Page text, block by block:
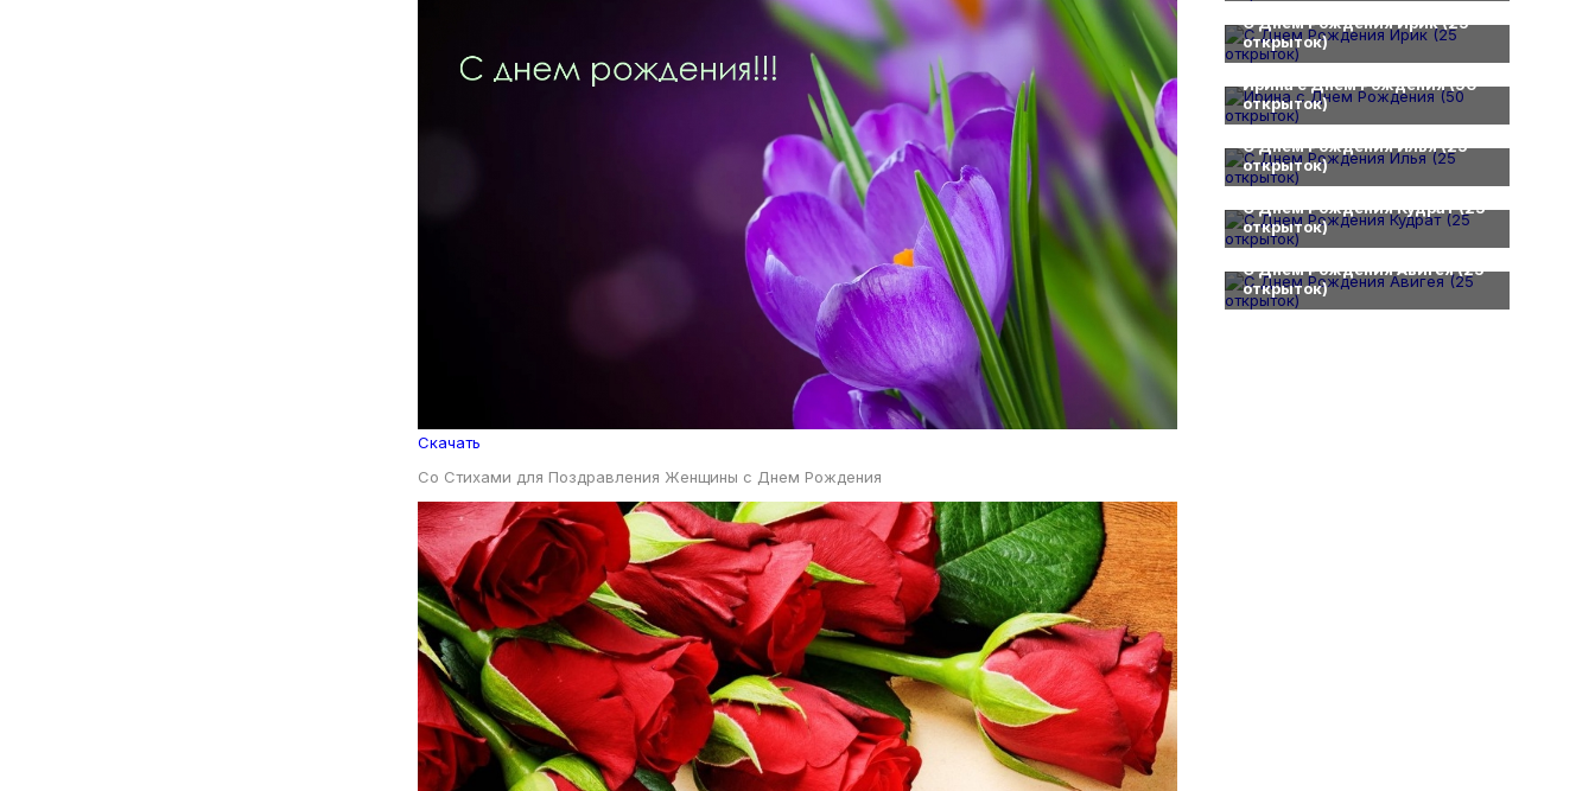
Скачать
Со Стихами для Поздравления Женщины с Днем Рождения
С Днем Рождения Ирик (25
открыток)
Ирина с Днем Рождения (50
открыток)
С Днем Рождения Илья (25
открыток)
С Днем Рождения Кудрат (25
открыток)
С Днем Рождения Авигея (25
открыток)